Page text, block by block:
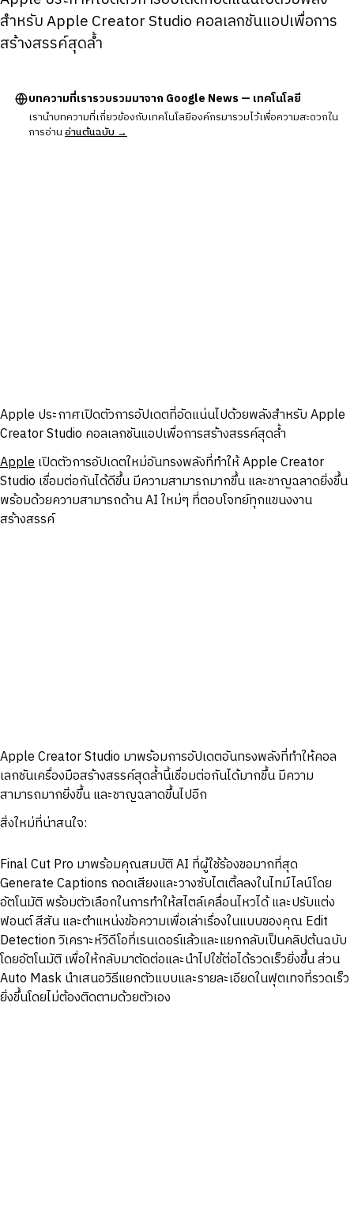
สำหรับ Apple Creator Studio คอลเลกชันแอปเพื่อการ
สร้างสรรค์สุดล้ำ
บทความที่เรารวบรวมมาจาก Google News — เทคโนโลยี
เรานำบทความที่เกี่ยวข้องกับเทคโนโลยีองค์กรมารวมไว้เพื่อความสะดวกใน
การอ่านอ่านต้นฉบับ →
Apple ประกาศเปิดตัวการอัปเดตที่อัดแน่นไปด้วยพลังสำหรับ Apple
Creator Studio คอลเลกชันแอปเพื่อการสร้างสรรค์สุดล้ำ
Appleเปิดตัวการอัปเดตใหม่อันทรงพลังที่ทำให้ Apple Creator
Studio เชื่อมต่อกันได้ดีขึ้น มีความสามารถมากขึ้น และชาญฉลาดยิ่งขึ้น
พร้อมด้วยความสามารถด้าน AI ใหม่ๆ ที่ตอบโจทย์ทุกแขนงงาน
สร้างสรรค์
Apple Creator Studio มาพร้อมการอัปเดตอันทรงพลังที่ทำให้คอล
เลกชันเครื่องมือสร้างสรรค์สุดล้ำนี้เชื่อมต่อกันได้มากขึ้น มีความ
สามารถมากยิ่งขึ้น และชาญฉลาดขึ้นไปอีก
สิ่งใหม่ที่น่าสนใจ:
Final Cut Pro มาพร้อมคุณสมบัติ AI ที่ผู้ใช้ร้องขอมากที่สุด
Generate Captions ถอดเสียงและวางซับไตเติ้ลลงในไทม์ไลน์โดย
อัตโนมัติ พร้อมตัวเลือกในการทำให้สไตล์เคลื่อนไหวได้ และปรับแต่ง
ฟอนต์ สีสัน และตำแหน่งข้อความเพื่อเล่าเรื่องในแบบของคุณ Edit
Detection วิเคราะห์วิดีโอที่เรนเดอร์แล้วและแยกกลับเป็นคลิปต้นฉบับ
โดยอัตโนมัติ เพื่อให้กลับมาตัดต่อและนำไปใช้ต่อได้รวดเร็วยิ่งขึ้น ส่วน
Auto Mask นำเสนอวิธีแยกตัวแบบและรายละเอียดในฟุตเทจที่รวดเร็ว
ยิ่งขึ้นโดยไม่ต้องติดตามด้วยตัวเอง